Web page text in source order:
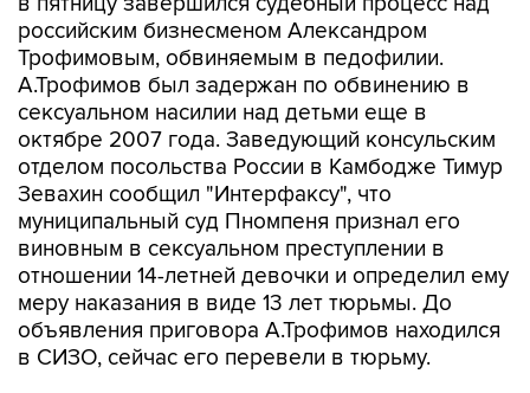
российским бизнесменом Александром
Трофимовым, обвиняемым в педофилии.
А.Трофимов был задержан по обвинению в
сексуальном насилии над детьми еще в
октябре 2007 года. Заведующий консульским
отделом посольства России в Камбодже Тимур
Зевахин сообщил "Интерфаксу", что
муниципальный суд Пномпеня признал его
виновным в сексуальном преступлении в
отношении 14-летней девочки и определил ему
меру наказания в виде 13 лет тюрьмы. До
объявления приговора А.Трофимов находился
в СИЗО, сейчас его перевели в тюрьму.